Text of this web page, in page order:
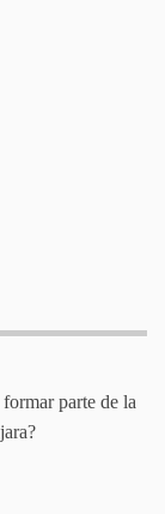
parte de la